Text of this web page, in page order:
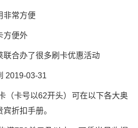
常方便
便外
合办了很多刷卡优惠活动
03-31
卡号以62开头）可在以下各大奥
折扣手册。